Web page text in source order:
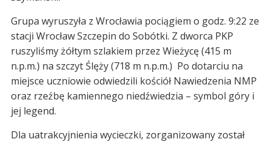
Grupa wyruszyła z Wrocławia pociągiem o godz. 9:22 ze
stacji Wrocław Szczepin do Sobótki. Z dworca PKP
ruszyliśmy żółtym szlakiem przez Wieżycę (415 m
n.p.m.) na szczyt Ślęży (718 m n.p.m.) Po dotarciu na
miejsce uczniowie odwiedzili kościół Nawiedzenia NMP
oraz rzeźbę kamiennego niedźwiedzia – symbol góry i
jej legend.
Dla uatrakcyjnienia wycieczki, zorganizowany został